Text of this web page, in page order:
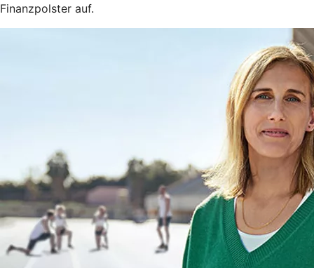
Finanzpolster auf.